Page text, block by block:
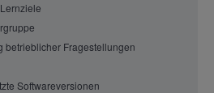
betrieblicher Fragestellungen
Softwareversionen